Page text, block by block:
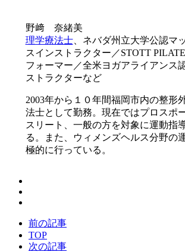
野﨑 奈緒美
理学療法士、ネバダ州立大学公認マ
スインストラクター／STOTT
フォーマー／全米ヨガアライアンス
ストラクターなど
2003年から１０年間福岡市内の整形
法士として勤務。現在ではプロスポ
スリート、一般の方を対象に運動指
る。また、ウィメンズヘルス分野の
極的に行っている。
前の記事
TOP
次の記事